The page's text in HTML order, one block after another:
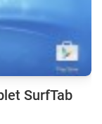
SurfTab